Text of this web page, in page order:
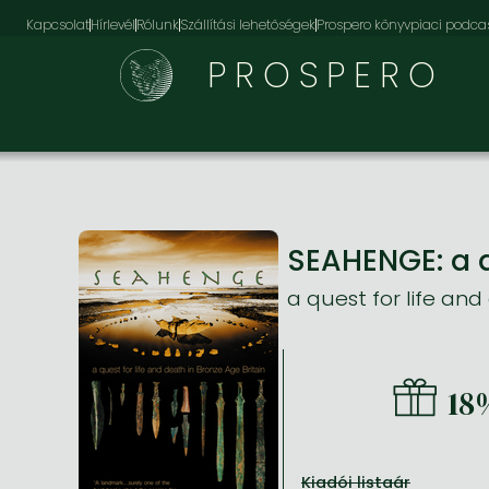
KapcsolatHírlevélRólunkSzállítási lehetőségekProspero könyvpiaci
PROSPERO
SEAHENGE:
a quest for life and
Kiadói listaár